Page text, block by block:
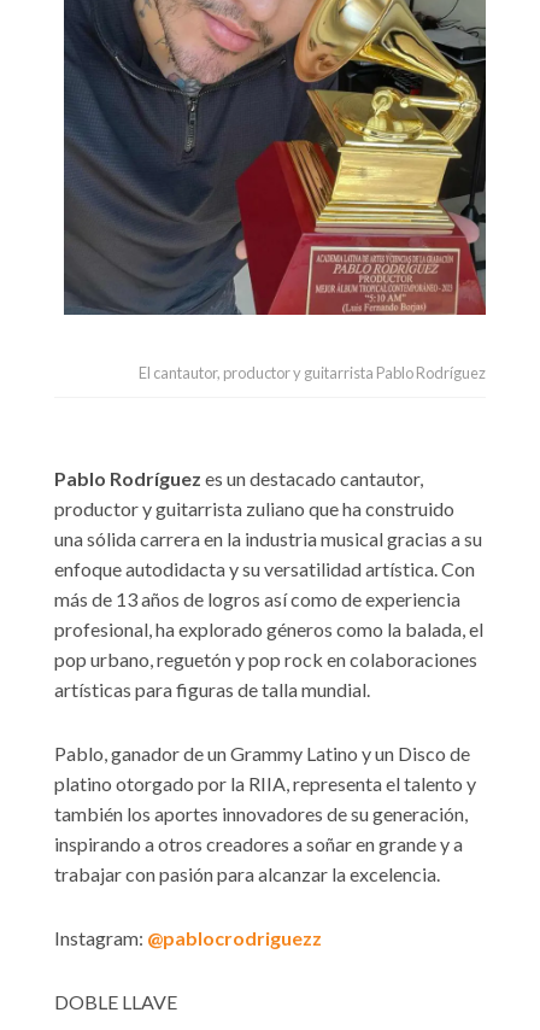
El cantautor, productor y guitarrista Pablo Rodríguez
Pablo Rodríguez es un destacado cantautor,
productor y guitarrista zuliano que ha construido
una sólida carrera en la industria musical gracias a su
enfoque autodidacta y su versatilidad artística. Con
más de 13 años de logros así como de experiencia
profesional, ha explorado géneros como la balada, el
pop urbano, reguetón y pop rock en colaboraciones
artísticas para figuras de talla mundial.
Pablo, ganador de un Grammy Latino y un Disco de
platino otorgado por la RIIA, representa el talento y
también los aportes innovadores de su generación,
inspirando a otros creadores a soñar en grande y a
trabajar con pasión para alcanzar la excelencia.
Instagram: @pablocrodriguezz
DOBLE LLAVE